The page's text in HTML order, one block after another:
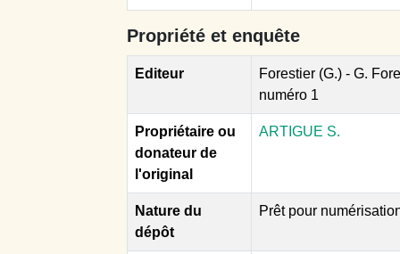
Propriété et enquête
Editeur
Forestier (G.) - G.
numéro 1
Propriétaire ou
donateur de
l'original
ARTIGUE S.
Nature du
dépôt
Prêt pour